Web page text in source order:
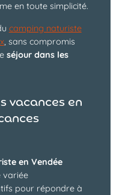
en toute simplicité.
camping naturiste
, sans compromis
séjour dans les
vacances en
en Vendée
variée
pour répondre à